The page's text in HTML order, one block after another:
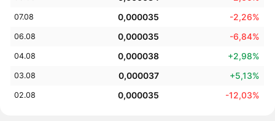
07.08 0,000035 -2,26%
06.08 0,000035 -6,84%
04.08 0,000038 +2,98%
03.08 0,000037 +5,13%
02.08 0,000035 -12,03%